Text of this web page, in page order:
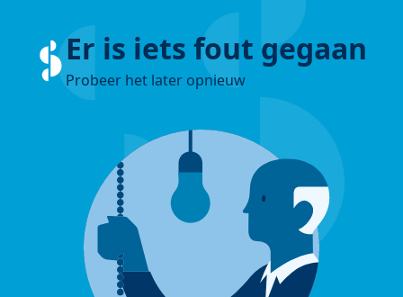
Er is iets fout gegaan
Probeer het later opnieuw